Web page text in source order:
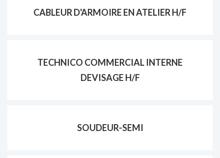
CABLEUR D'ARMOIRE EN ATELIER H/F
TECHNICO COMMERCIAL INTERNE
DEVISAGE H/F
SOUDEUR-SEMI